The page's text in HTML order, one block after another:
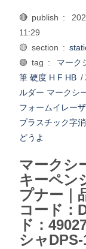
🔴 publish :
11:29
🟡 section :
🟢 tag :
マーク
筆 硬度 H F HB /
ルダー マークシ
フォームイレー
プラスチック字
どうよ
マークシ
キーペン
プナー｜
コード：
ド：
シャ